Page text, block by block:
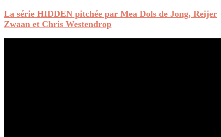
La série HIDDEN pitchée par Mea Dols de Jong, Reijer
Zwaan et Chris Westendrop